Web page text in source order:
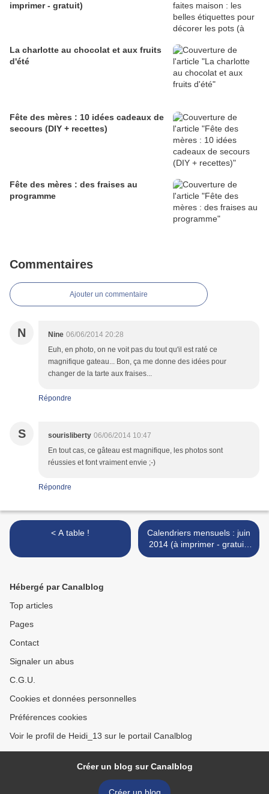
imprimer - gratuit)
La charlotte au chocolat et aux fruits
d'été
Fête des mères : 10 idées cadeaux de
secours (DIY + recettes)
Fête des mères : des fraises au
programme
Commentaires
Ajouter un commentaire
N Nine 06/06/2014 20:28
Euh, en photo, on ne voit pas du tout qu'il est raté ce
magnifique gateau... Bon, ça me donne des idées pour
changer de la tarte aux fraises...
Répondre
S sourisliberty 06/06/2014 10:47
En tout cas, ce gâteau est magnifique, les photos sont
réussies et font vraiment envie ;-)
Répondre
< A table !
Calendriers mensuels : juin
2014 (à imprimer - gratuit)
>
Hébergé par Canalblog
Top articles
Pages
Contact
Signaler un abus
C.G.U.
Cookies et données personnelles
Préférences cookies
Voir le profil de Heidi_13 sur le portail Canalblog
Créer un blog sur Canalblog